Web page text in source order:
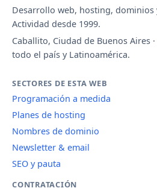
Desarrollo web, hosting,
Actividad desde 1999.
Caballito, Ciudad de Buenos Aires
todo el país y Latinoamérica.
SECTORES DE ESTA WEB
Programación a medida
Planes de hosting
Nombres de dominio
Newsletter & email
SEO y pauta
CONTRATACIÓN